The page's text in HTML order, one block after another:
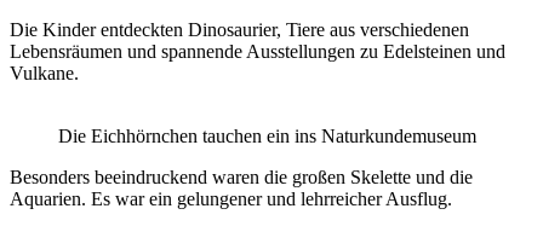
Die Kinder entdeckten Dinosaurier, Tiere aus verschiedenen
Lebensräumen und spannende Ausstellungen zu Edelsteinen und
Vulkane.
Die Eichhörnchen tauchen ein ins Naturkundemuseum
Besonders beeindruckend waren die großen Skelette und die
Aquarien. Es war ein gelungener und lehrreicher Ausflug.